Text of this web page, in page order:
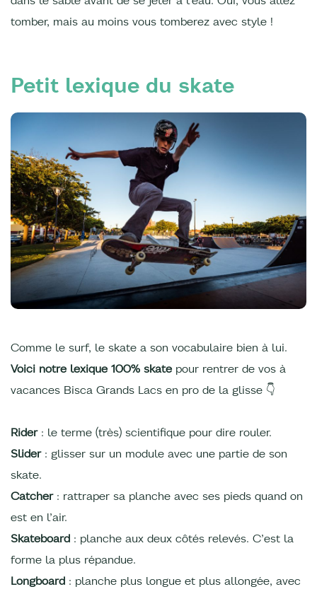
tomber, mais au moins vous tomberez avec style !
Petit lexique du skate
Comme le surf, le skate a son vocabulaire bien à lui.
Voici notre lexique 100% skatepour rentrer de vos à
vacances Bisca Grands Lacs en pro de la glisse 👇
Rider: le terme (très) scientifique pour dire rouler.
Slider: glisser sur un module avec une partie de son
skate.
Catcher: rattraper sa planche avec ses pieds quand on
est en l’air.
Skateboard : planche aux deux côtés relevés. C’est la
forme la plus répandue.
Longboard : planche plus longue et plus allongée, avec